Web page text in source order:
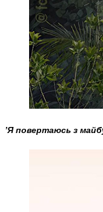
’Я повертаюсь з